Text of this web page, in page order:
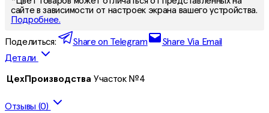
сайте в зависимости от настроек экрана вашего устройства.
Подробнее.
Поделиться: Share on Telegram
Share Via Email
Детали
ЦехПроизводства Участок №4
Отзывы (0)